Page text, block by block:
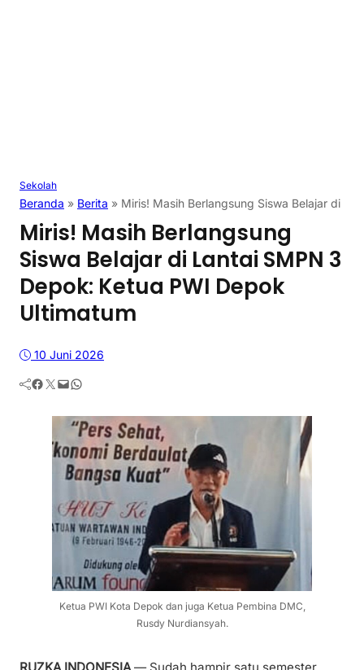
Sekolah
Beranda » Berita » Miris! Masih Berlangsung Siswa Belajar di
Miris! Masih Berlangsung
Siswa Belajar di Lantai SMPN 3
Depok: Ketua PWI Depok
Ultimatum
10 Juni 2026
Facebook Twitter Mail WhatsApp
Ketua PWI Kota Depok dan juga Ketua Pembina DMC,
Rusdy Nurdiansyah.
RUZKA INDONESIA— Sudah hampir satu semester